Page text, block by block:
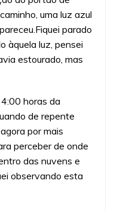
uma luz azul
parado
àquela luz, pensei
estourado, mas
horas da
de repente
por mais
perceber de onde
das nuvens e
observando esta